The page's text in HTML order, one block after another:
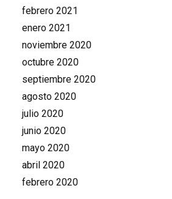
febrero 2021
enero 2021
noviembre 2020
octubre 2020
septiembre 2020
agosto 2020
julio 2020
junio 2020
mayo 2020
abril 2020
febrero 2020